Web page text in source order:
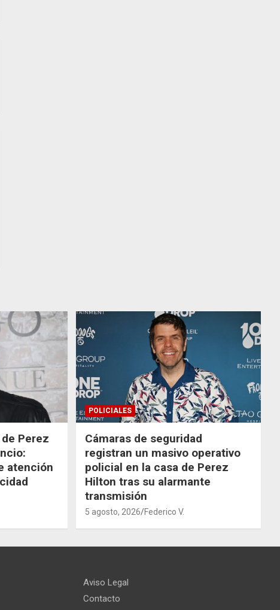
Perez
atención
POLICIALES
Cámaras de seguridad
registran un masivo operativo
policial en la casa de Perez
Hilton tras su alarmante
transmisión
5 agosto, 2026 Federico V.
Aviso Legal
Contacto